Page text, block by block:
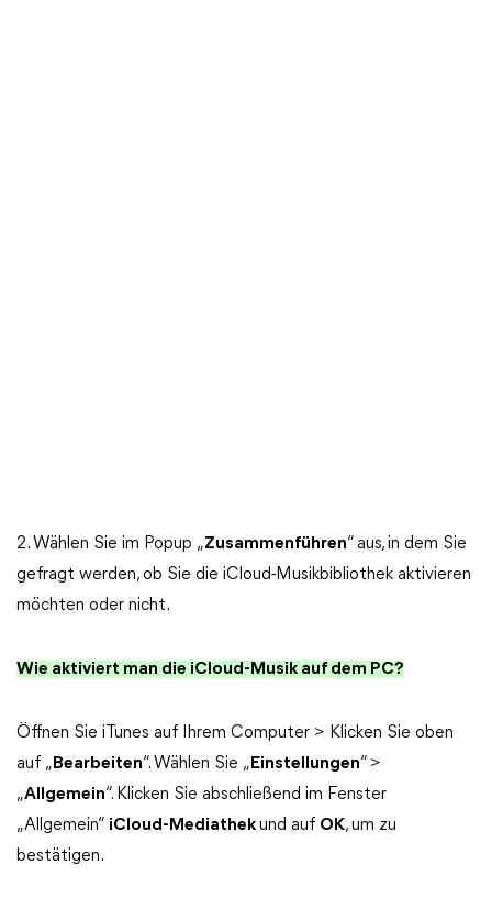
2. Wählen Sie im Popup „Zusammenführen“ aus, in dem Sie
gefragt werden, ob Sie die iCloud-Musikbibliothek aktivieren
möchten oder nicht.
Wie aktiviert man die iCloud-Musik auf dem PC?
Öffnen Sie iTunes auf Ihrem Computer > Klicken Sie oben
auf „ Bearbeiten“. Wählen Sie „ Einstellungen“ >
„Allgemein“. Klicken Sie abschließend im Fenster
„Allgemein“ iCloud-Mediathekund auf OK, um zu
bestätigen.